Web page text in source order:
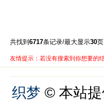
共找到 6717条记录/最大显示30页
友情提示：若没有搜索到你想要的
织梦 © 本站